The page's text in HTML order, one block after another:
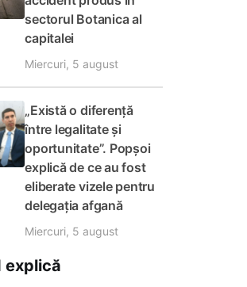
sectorul Botanica al
capitalei
Miercuri, 5 august
„Există o diferență
între legalitate și
oportunitate”. Popșoi
explică de ce au fost
eliberate vizele pentru
delegația afgană
Miercuri, 5 august
explică